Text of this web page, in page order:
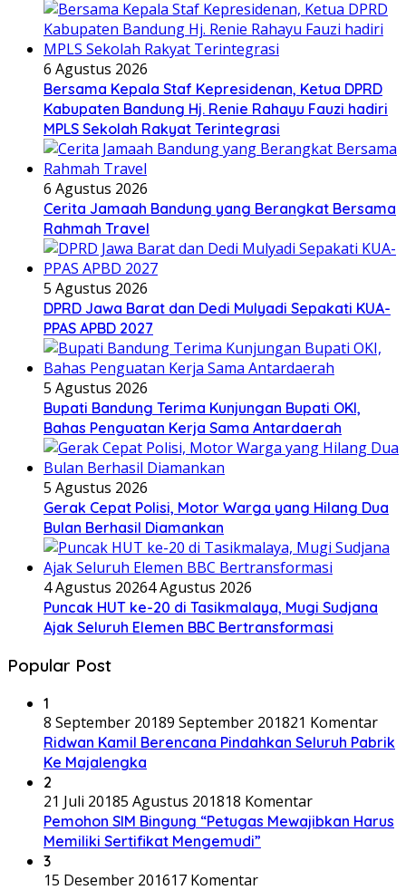
6 Agustus 2026
Bersama Kepala Staf Kepresidenan, Ketua DPRD
Kabupaten Bandung Hj. Renie Rahayu Fauzi hadiri
MPLS Sekolah Rakyat Terintegrasi
6 Agustus 2026
Cerita Jamaah Bandung yang Berangkat Bersama
Rahmah Travel
5 Agustus 2026
DPRD Jawa Barat dan Dedi Mulyadi Sepakati KUA-
PPAS APBD 2027
5 Agustus 2026
Bupati Bandung Terima Kunjungan Bupati OKI,
Bahas Penguatan Kerja Sama Antardaerah
5 Agustus 2026
Gerak Cepat Polisi, Motor Warga yang Hilang Dua
Bulan Berhasil Diamankan
4 Agustus 20264 Agustus 2026
Puncak HUT ke-20 di Tasikmalaya, Mugi Sudjana
Ajak Seluruh Elemen BBC Bertransformasi
Popular Post
1
8 September 20189 September 201821 Komentar
Ridwan Kamil Berencana Pindahkan Seluruh Pabrik
Ke Majalengka
2
21 Juli 20185 Agustus 201818 Komentar
Pemohon SIM Bingung “Petugas Mewajibkan Harus
Memiliki Sertifikat Mengemudi”
3
15 Desember 201617 Komentar